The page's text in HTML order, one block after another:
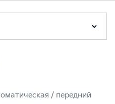
/ передний